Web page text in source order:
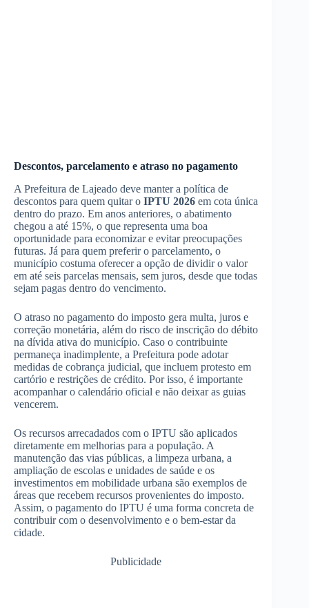
Descontos, parcelamento e atraso no pagamento
A Prefeitura de Lajeado deve manter a política de
descontos para quem quitar o IPTU 2026 em cota única
dentro do prazo. Em anos anteriores, o abatimento
chegou a até 15%, o que representa uma boa
oportunidade para economizar e evitar preocupações
futuras. Já para quem preferir o parcelamento, o
município costuma oferecer a opção de dividir o valor
em até seis parcelas mensais, sem juros, desde que todas
sejam pagas dentro do vencimento.
O atraso no pagamento do imposto gera multa, juros e
correção monetária, além do risco de inscrição do débito
na dívida ativa do município. Caso o contribuinte
permaneça inadimplente, a Prefeitura pode adotar
medidas de cobrança judicial, que incluem protesto em
cartório e restrições de crédito. Por isso, é importante
acompanhar o calendário oficial e não deixar as guias
vencerem.
Os recursos arrecadados com o IPTU são aplicados
diretamente em melhorias para a população. A
manutenção das vias públicas, a limpeza urbana, a
ampliação de escolas e unidades de saúde e os
investimentos em mobilidade urbana são exemplos de
áreas que recebem recursos provenientes do imposto.
Assim, o pagamento do IPTU é uma forma concreta de
contribuir com o desenvolvimento e o bem-estar da
cidade.
Publicidade